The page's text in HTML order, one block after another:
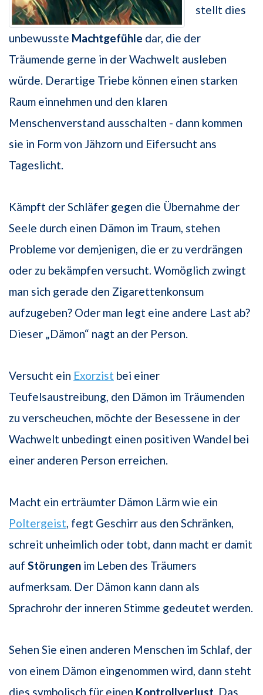
stellt dies
unbewusste Machtgefühle dar, die der
Träumende gerne in der Wachwelt ausleben
würde. Derartige Triebe können einen starken
Raum einnehmen und den klaren
Menschenverstand ausschalten - dann kommen
sie in Form von Jähzorn und Eifersucht ans
Tageslicht.
Kämpft der Schläfer gegen die Übernahme der
Seele durch einen Dämon im Traum, stehen
Probleme vor demjenigen, die er zu verdrängen
oder zu bekämpfen versucht. Womöglich zwingt
man sich gerade den Zigarettenkonsum
aufzugeben? Oder man legt eine andere Last ab?
Dieser „Dämon“ nagt an der Person.
Versucht ein Exorzist bei einer
Teufelsaustreibung, den Dämon im Träumenden
zu verscheuchen, möchte der Besessene in der
Wachwelt unbedingt einen positiven Wandel bei
einer anderen Person erreichen.
Macht ein erträumter Dämon Lärm wie ein
Poltergeist , fegt Geschirr aus den Schränken,
schreit unheimlich oder tobt, dann macht er damit
auf Störungen im Leben des Träumers
aufmerksam. Der Dämon kann dann als
Sprachrohr der inneren Stimme gedeutet werden.
Sehen Sie einen anderen Menschen im Schlaf, der
von einem Dämon eingenommen wird, dann steht
dies symbolisch für einen Kontrollverlust . Das